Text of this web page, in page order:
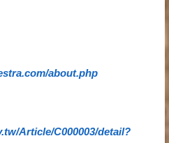
about.php
Article/C000003/detail?